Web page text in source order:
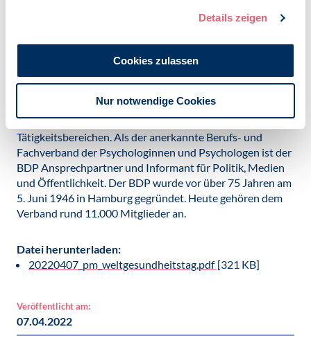
Details zeigen
Cookies zulassen
Nur notwendige Cookies
Kontakt:
Der Berufsverband Deutscher Psychologinnen und
der niedergelassenen, selbständigen und angestellten/
beamteten Psychologinnen und Psychologen aus allen
Tätigkeitsbereichen. Als der anerkannte Berufs- und
Fachverband der Psychologinnen und Psychologen ist der
BDP Ansprechpartner und Informant für Politik, Medien
und Öffentlichkeit. Der BDP wurde vor über 75 Jahren am
5. Juni 1946 in Hamburg gegründet. Heute gehören dem
Verband rund 11.000 Mitglieder an.
Datei herunterladen:
20220407_pm_weltgesundheitstag.pdf [321 KB]
Veröffentlicht am:
07.04.2022